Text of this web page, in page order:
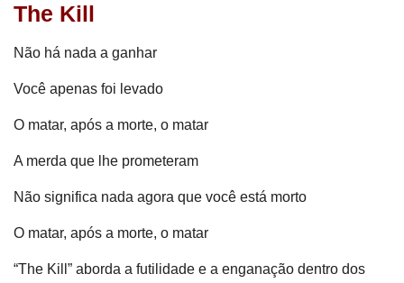
The Kill
Não há nada a ganhar
Você apenas foi levado
O matar, após a morte, o matar
A merda que lhe prometeram
Não significa nada agora que você está morto
O matar, após a morte, o matar
“The Kill” aborda a futilidade e a enganação dentro dos